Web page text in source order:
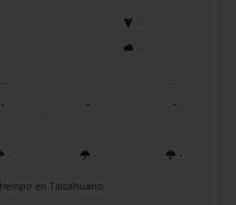
-
-
-
-
-
-
-
-
-
-
-
en Talcahuano